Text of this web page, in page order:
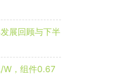
展回顾与下半
/W，组件0.67